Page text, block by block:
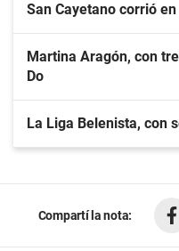
San Cayetano corrió
Martina Aragón, con
Do
La Liga Belenista, con
Compartí la nota: